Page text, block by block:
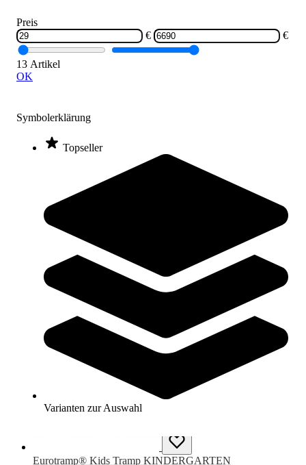
Preis
€
€
13 Artikel
OK
Symbolerklärung
Topseller
Varianten zur Auswahl
Hally-Gally® Mini-Trampolin
Zum Produkt
Hally-Gally® Trampolin 2000
6.689,00 €
Zum Produkt
Varianten zur Auswahl
Längere Lieferzeit
Eurotramp® Kids Tramp KINDERGARTEN